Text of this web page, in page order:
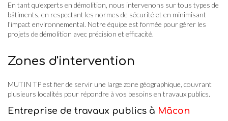
En tant qu'experts en démolition, nous intervenons sur tous types de
bâtiments, en respectant les normes de sécurité et en minimisant
l'impact environnemental. Notre équipe est formée pour gérer les
projets de démolition avec précision et efficacité.
Zones d'intervention
MUTIN TP est fier de servir une large zone géographique, couvrant
plusieurs localités pour répondre à vos besoins en travaux publics.
Entreprise de travaux publics à Mâcon